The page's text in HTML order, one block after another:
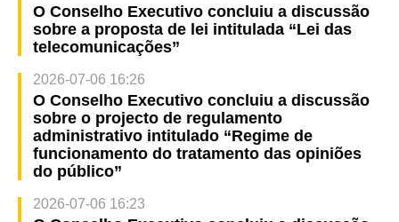
O Conselho Executivo concluiu a discussão
sobre a proposta de lei intitulada “Lei das
telecomunicações”
2026-07-06 16:26
O Conselho Executivo concluiu a discussão
sobre o projecto de regulamento
administrativo intitulado “Regime de
funcionamento do tratamento das opiniões
do público”
2026-07-06 16:23